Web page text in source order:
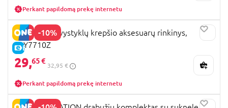
Perkant papildomą prekę internetu
-10%
E-KAINA
LULLABABY vystyklų krepšio aksesuarų rinkinys,
LBY7710Z
29,65 €
32,95 €
Perkant papildomą prekę internetu